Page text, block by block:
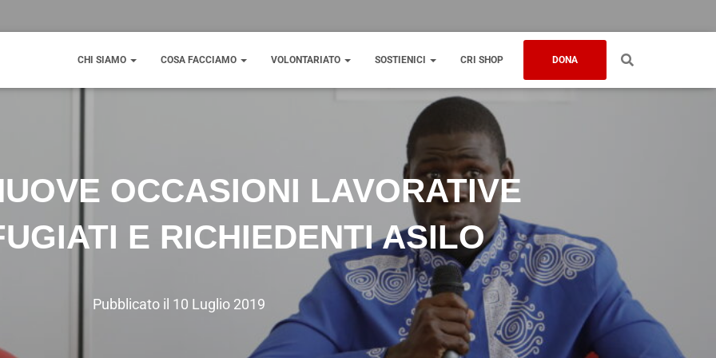
CHI SIAMO COSA FACCIAMO VOLONTARIATO SOSTIENICI CRI SHOP DONA
OCCASIONI LAVORATIVE
E RICHIEDENTI ASILO
Pubblicato il 10 Luglio 2019